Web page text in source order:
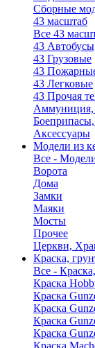
Сборные
43 масштаб
Все 43
43
43 Грузовые
43
43 Легковые
43 Прочая
Аммуниция,
Аксессуары
Модели из
Все -
Ворота
Дома
Замки
Маяки
Мосты
Прочее
Церкви,
Краска,
Все -
Краска
Краска
Краска
Краска
Краска
Краска